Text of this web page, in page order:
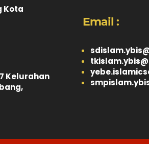
Kota
Kelurahan
Email :